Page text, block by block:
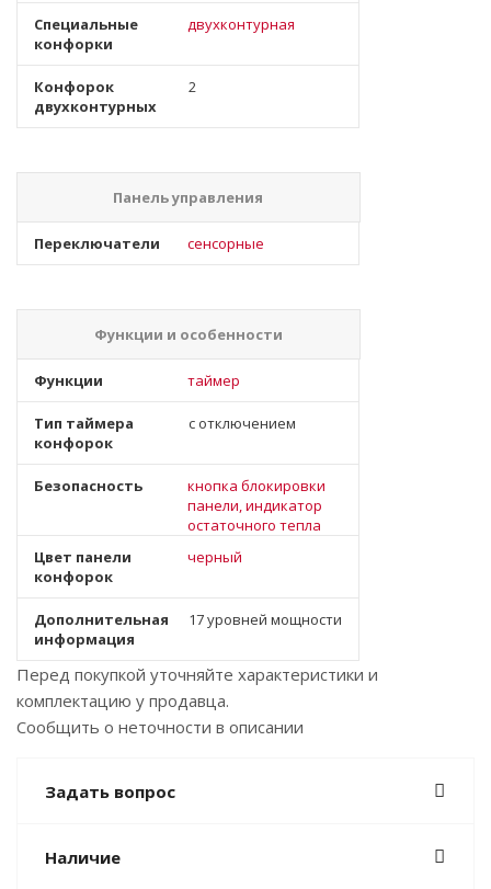
Специальные
конфорки
двухконтурная
Конфорок
двухконтурных
2
Панель управления
Переключатели сенсорные
Функции и особенности
Функции таймер
Тип таймера
конфорок
с отключением
Безопасность
кнопка блокировки
панели, индикатор
остаточного тепла
Цвет панели
конфорок
черный
Дополнительная
информация
17 уровней мощности
Перед покупкой уточняйте характеристики и
комплектацию у продавца.
Сообщить о неточности в описании
Задать вопрос
Наличие